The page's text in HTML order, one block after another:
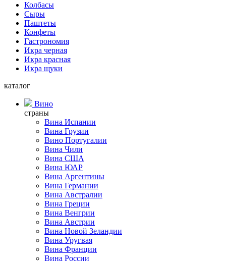
Колбасы
Сыры
Паштеты
Конфеты
Гастрономия
Икра черная
Икра красная
Икра щуки
каталог
Вино
страны
Вина Испании
Вина Грузии
Вино Португалии
Вина Чили
Вина США
Вина ЮАР
Вина Аргентины
Вина Германии
Вина Австралии
Вина Греции
Вина Венгрии
Вина Австрии
Вина Новой Зеландии
Вина Уругвая
Вина Франции
Вина России